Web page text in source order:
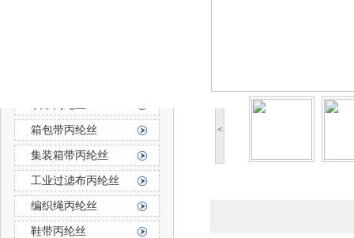
箱包带丙纶丝
集装箱带丙纶丝
工业过滤布丙纶丝
编织绳丙纶丝
鞋带丙纶丝
<